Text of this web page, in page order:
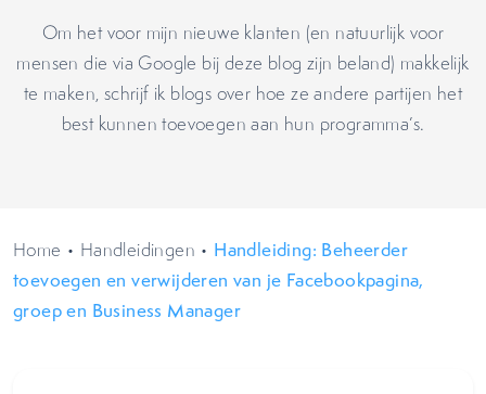
Om het voor mijn nieuwe klanten (en natuurlijk voor
mensen die via Google bij deze blog zijn beland) makkelijk
te maken, schrijf ik blogs over hoe ze andere partijen het
best kunnen toevoegen aan hun programma’s.
Home • Handleidingen • Handleiding: Beheerder
toevoegen en verwijderen van je Facebookpagina,
groep en Business Manager